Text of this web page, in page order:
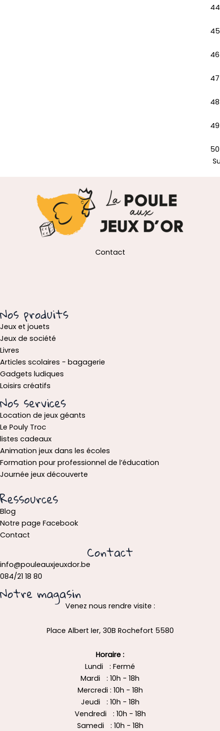
44
45
46
47
48
49
50
Contact
Nos produits
Jeux et jouets
Jeux de société
Livres
Articles scolaires - bagagerie
Gadgets ludiques
Loisirs créatifs
Nos services
Location de jeux géants
Le Pouly Troc
listes cadeaux
Animation jeux dans les écoles
Formation pour professionnel de l’éducation
Journée jeux découverte
Ressources
Blog
Notre page Facebook
Contact
Contact
info@pouleauxjeuxdor.be
084/21 18 80
Notre magasin
Venez nous rendre visite :
Place Albert Ier, 30B Rochefort 5580
Horaire :
Lundi : Fermé
Mardi : 10h - 18h
Mercredi : 10h - 18h
Jeudi : 10h - 18h
Vendredi : 10h - 18h
Samedi : 10h - 18h